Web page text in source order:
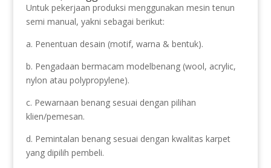
Untuk pekerjaan produksi menggunakan mesin tenun
semi manual, yakni sebagai berikut:
a. Penentuan desain (motif, warna & bentuk).
b. Pengadaan bermacam modelbenang (wool, acrylic,
nylon atau polypropylene).
c. Pewarnaan benang sesuai dengan pilihan
klien/pemesan.
d. Pemintalan benang sesuai dengan kwalitas karpet
yang dipilih pembeli.